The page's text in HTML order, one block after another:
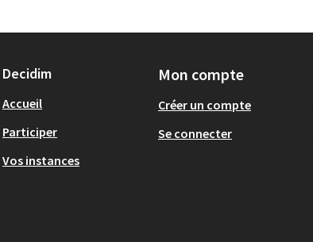
Decidim
Accueil
Participer
Vos instances
Mon compte
Créer un compte
Se connecter